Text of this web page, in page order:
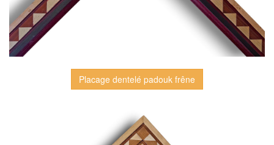
Placage dentelé padouk frêne